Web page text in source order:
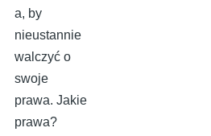
a, by
nieustannie
walczyć o
swoje
prawa. Jakie
prawa?